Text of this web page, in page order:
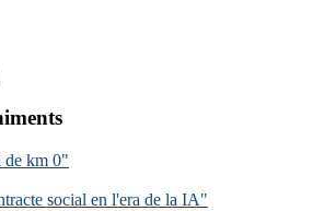
de km 0"
social en l'era de la IA"